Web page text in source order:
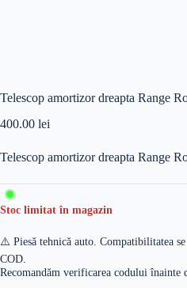
Telescop amortizor dreapta Range
400.00 lei
Telescop amortizor dreapta Range
Stoc limitat în magazin
⚠️ Piesă tehnică auto. Compatibilitatea
COD.
Recomandăm verificarea codului înainte